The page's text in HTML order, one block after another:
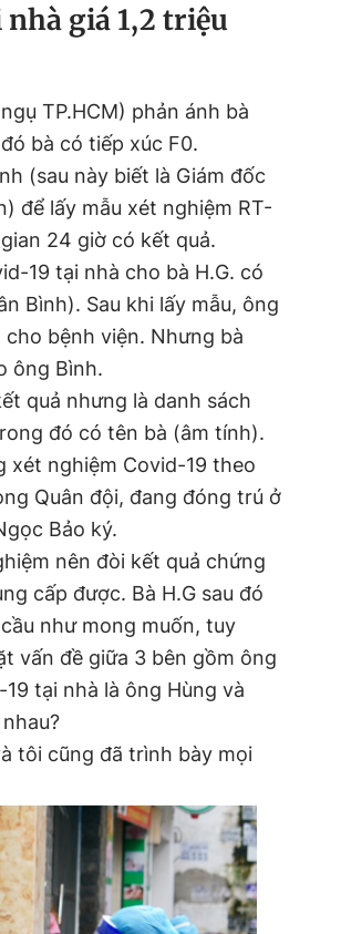
giá 1,2 triệu
TP.HCM) phản ánh bà
bà có tiếp xúc F0.
(sau này biết là Giám đốc
để lấy mẫu xét nghiệm RT-
24 giờ có kết quả.
19 tại nhà cho bà H.G. có
Bình). Sau khi lấy mẫu, ông
bệnh viện. Nhưng bà
ông Bình.
quả nhưng là danh sách
đó có tên bà (âm tính).
xét nghiệm Covid-19 theo
Quân đội, đang đóng trú ở
Bảo ký.
nên đòi kết quả chứng
cấp được. Bà H.G sau đó
như mong muốn, tuy
vấn đề giữa 3 bên gồm ông
tại nhà là ông Hùng và
tôi cũng đã trình bày mọi